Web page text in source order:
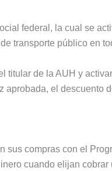
federal, la cual se
transporte público en
titular de la AUH y
aprobada, el descuento
sus compras con el
cuando elijan cobrar